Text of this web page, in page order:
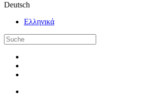
Deutsch
Ελληνικά